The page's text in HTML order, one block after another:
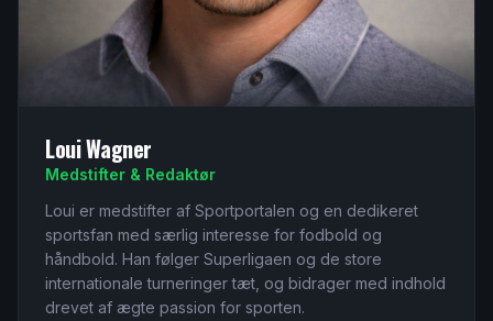
Loui Wagner
Medstifter & Redaktør
Loui er medstifter af Sportportalen og en dedikeret
sportsfan med særlig interesse for fodbold og
håndbold. Han følger Superligaen og de store
internationale turneringer tæt, og bidrager med indhold
drevet af ægte passion for sporten.